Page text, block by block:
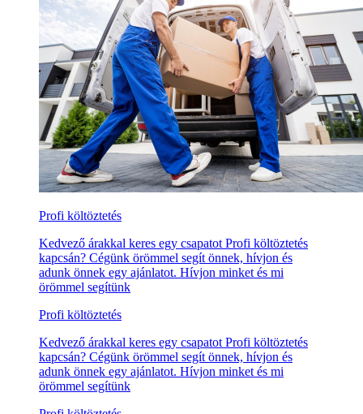
Profi költöztetés
Kedvező árakkal keres egy csapatot Profi költöztetés
kapcsán? Cégünk örömmel segít önnek, hívjon és
adunk önnek egy ajánlatot. Hívjon minket és mi
örömmel segítünk
Profi költöztetés
Kedvező árakkal keres egy csapatot Profi költöztetés
kapcsán? Cégünk örömmel segít önnek, hívjon és
adunk önnek egy ajánlatot. Hívjon minket és mi
örömmel segítünk